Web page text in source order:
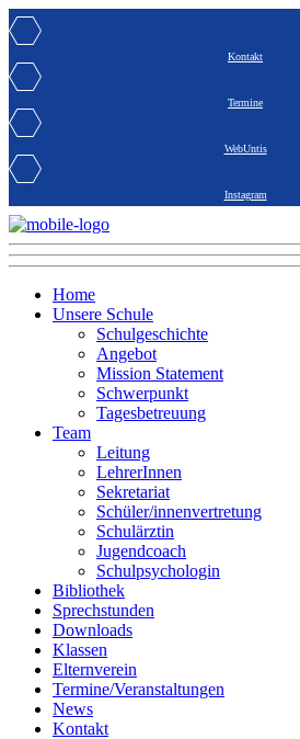
Kontakt
Termine
WebUntis
Instagram
Home
Unsere Schule
Schulgeschichte
Angebot
Mission Statement
Schwerpunkt
Tagesbetreuung
Team
Leitung
LehrerInnen
Sekretariat
Schüler/innenvertretung
Schulärztin
Jugendcoach
Schulpsychologin
Bibliothek
Sprechstunden
Downloads
Klassen
Elternverein
Termine/Veranstaltungen
News
Kontakt